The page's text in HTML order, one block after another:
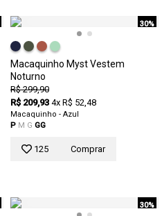
30%
Macaquinho Myst Vestem
Noturno
R$ 299,90
R$ 209,93 4x R$ 52,48
Macaquinho - Azul
P M G GG
125 Comprar
30%